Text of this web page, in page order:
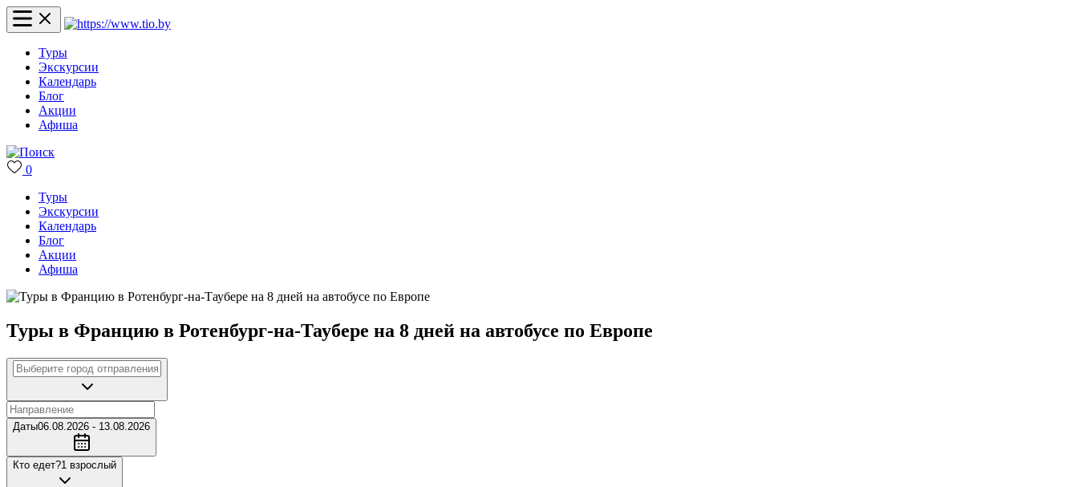
Туры
Экскурсии
Календарь
Блог
Акции
Афиша
0
Туры
Экскурсии
Календарь
Блог
Акции
Афиша
Туры в Францию в Ротенбург-на-Таубере на 8 дней на автобусе по Европе
Даты06.08.2026 - 13.08.2026
Кто едет?1 взрослый